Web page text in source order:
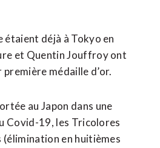
étaient déjà à Tokyo en
et Quentin Jouffroy ont
médaille d’or.
au Japon dans une
Covid-19, les Tricolores
(élimination en huitièmes